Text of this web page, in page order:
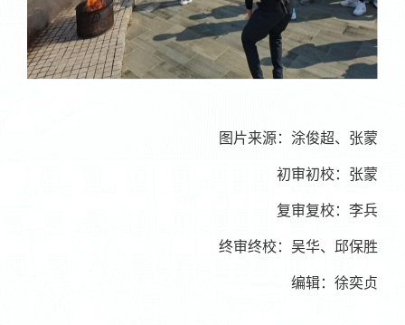
图片来源：涂俊超、张蒙
初审初校：张蒙
复审复校： 李兵
终审终校： 吴华、 邱保胜
编辑：徐奕贞